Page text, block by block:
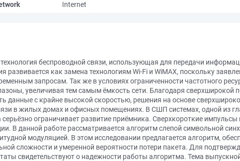
Internet
беспроводной связи, использующая для передачи
развивается как замена технологиям Wi-Fi и WiMAX, поскольку
запросам. Так же в условиях ограниченности частотного
увеличивая тем самым ёмкость сети. Благодаря сверхширокой
данные с крайне высокой скоростью, решения на основе
в жилых домах и офисных помещениях. В СШП системах, одной из
ограничивает развитие приёмника. Сверхкороткие
В данной работе рассматривается алгоритм слепой символьной
модуляцией. В этом исследовании предлагается алгоритм,
сложности и умеренной вероятности потери пакета. Для
свидетельствуют о надежности работы алгоритма. Тема